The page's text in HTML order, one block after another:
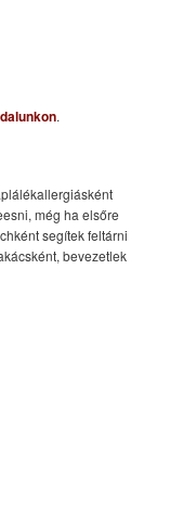
.
még ha elsőre
segítek feltárni
bevezetlek